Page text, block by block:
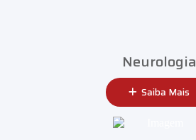
Neurologia
Saiba Mais